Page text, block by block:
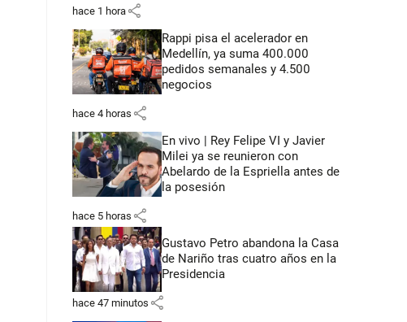
hace 1 hora share
Rappi pisa el acelerador en
Medellín, ya suma 400.000
pedidos semanales y 4.500
negocios
hace 4 horas share
En vivo | Rey Felipe VI y Javier
Milei ya se reunieron con
Abelardo de la Espriella antes de
la posesión
hace 5 horas share
Gustavo Petro abandona la Casa
de Nariño tras cuatro años en la
Presidencia
hace 47 minutos share